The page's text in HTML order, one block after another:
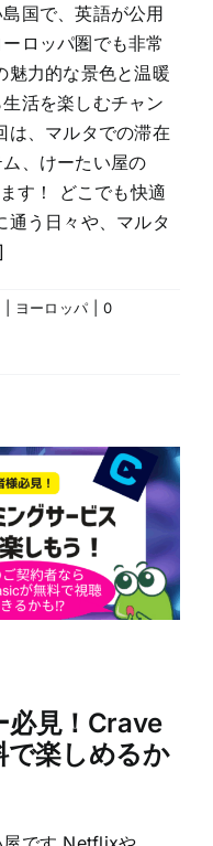
国で、英語が公用
ロッパ圏でも非常
魅力的な景色と温暖
活を楽しむチャン
は、マルタでの滞在
、けーたい屋の
す！ どこでも快適
通う日々や、マルタ
ヨーロッパ
0
見！Crave
楽しめるか